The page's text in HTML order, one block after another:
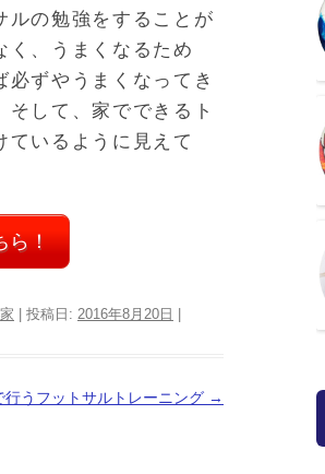
ルの勉強をすることが
く、うまくなるため
ずやうまくなってき
して、家でできるト
ているように見えて
ら！
家 | 投稿日: 2016年8月20日
行うフットサルトレーニング →